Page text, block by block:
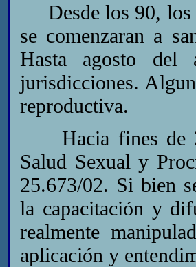
Desde los 90, los
se comenzaran a
Hasta agosto del
jurisdicciones.
reproductiva.
Hacia fines de
Salud Sexual y
25.673/02. Si bien
la capacitación y
realmente
aplicación y